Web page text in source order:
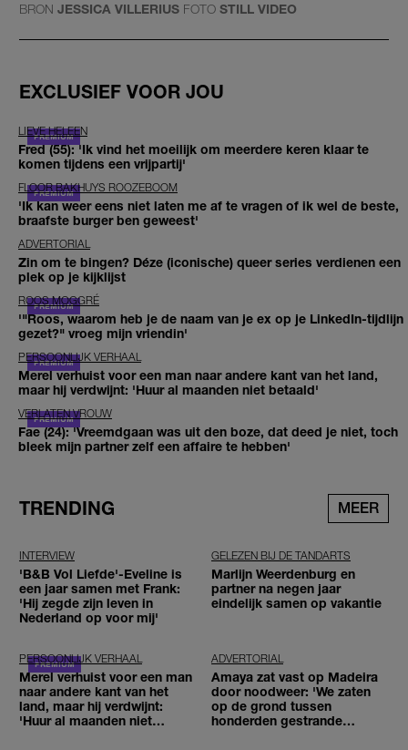
BRON JESSICA VILLERIUS FOTO STILL VIDEO
EXCLUSIEF VOOR JOU
LIEVE HELEEN
Fred (55): 'Ik vind het moeilijk om meerdere keren klaar te
komen tijdens een vrijpartij'
FLOOR BAKHUYS ROOZEBOOM
'Ik kan weer eens niet laten me af te vragen of ik wel de beste,
braafste burger ben geweest'
ADVERTORIAL
Zin om te bingen? Déze (iconische) queer series verdienen een
plek op je kijklijst
ROOS MOGGRÉ
'"Roos, waarom heb je de naam van je ex op je LinkedIn-tijdlijn
gezet?" vroeg mijn vriendin'
PERSOONLIJK VERHAAL
Merel verhuist voor een man naar andere kant van het land,
maar hij verdwijnt: 'Huur al maanden niet betaald'
VERLATEN VROUW
Fae (24): 'Vreemdgaan was uit den boze, dat deed je niet, toch
bleek mijn partner zelf een affaire te hebben'
TRENDING MEER
INTERVIEW
'B&B Vol Liefde'-Eveline is
een jaar samen met Frank:
'Hij zegde zijn leven in
Nederland op voor mij'
GELEZEN BIJ DE TANDARTS
Marlijn Weerdenburg en
partner na negen jaar
eindelijk samen op vakantie
PERSOONLIJK VERHAAL
Merel verhuist voor een man
naar andere kant van het
land, maar hij verdwijnt:
'Huur al maanden niet
ADVERTORIAL
Amaya zat vast op Madeira
door noodweer: 'We zaten
op de grond tussen
honderden gestrande